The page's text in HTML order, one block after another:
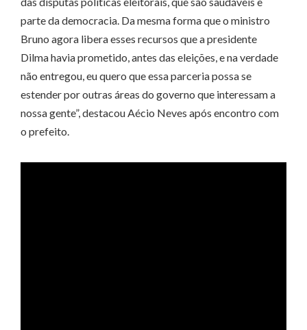
parte da democracia. Da mesma forma que o ministro
Bruno agora libera esses recursos que a presidente
Dilma havia prometido, antes das eleições, e na verdade
não entregou, eu quero que essa parceria possa se
estender por outras áreas do governo que interessam a
nossa gente”, destacou Aécio Neves após encontro com
o prefeito.